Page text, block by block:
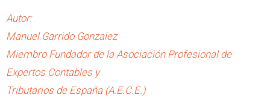
Autor:
Manuel Garrido Gonzalez
Miembro Fundador de la Asociación Profesional de
Expertos Contables y
Tributarios de España (A.E.C.E.)